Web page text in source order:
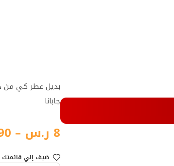
بديل عطر كي من
جابانا
8 ر.س –
ضيف إلي قائمتك